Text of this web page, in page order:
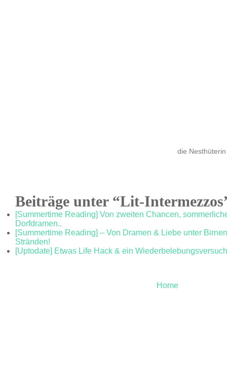
die Nesthüterin
Beiträge unter “Lit-
[Summertime Reading] Von zweiten Chancen,
Dorfdramen..
[Summertime Reading] – Von Dramen & Liebe unter
Stränden!
[Uptodate] Etwas Life Hack & ein
Home